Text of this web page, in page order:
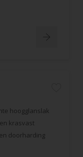
hoogglanslak
krasvast
doorharding